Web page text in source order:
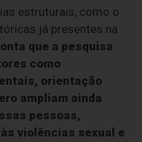
estruturais, como o
já presentes na
que a pesquisa
como
orientação
ampliam ainda
pessoas,
violências sexual e